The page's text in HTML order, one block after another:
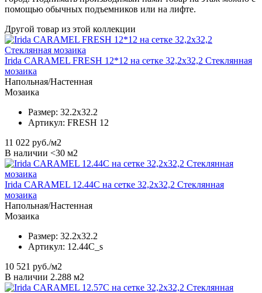
помощью обычных подъемников или на лифте.
Другой товар из этой коллекции
Irida CARAMEL FRESH 12*12 на сетке 32,2х32,2 Стеклянная
мозаика
Напольная/Настенная
Мозаика
Размер: 32.2x32.2
Артикул: FRESH 12
11 022 руб./м2
В наличии <30 м2
Irida CARAMEL 12.44C на сетке 32,2x32,2 Стеклянная
мозаика
Напольная/Настенная
Мозаика
Размер: 32.2x32.2
Артикул: 12.44C_s
10 521 руб./м2
В наличии 2.288 м2